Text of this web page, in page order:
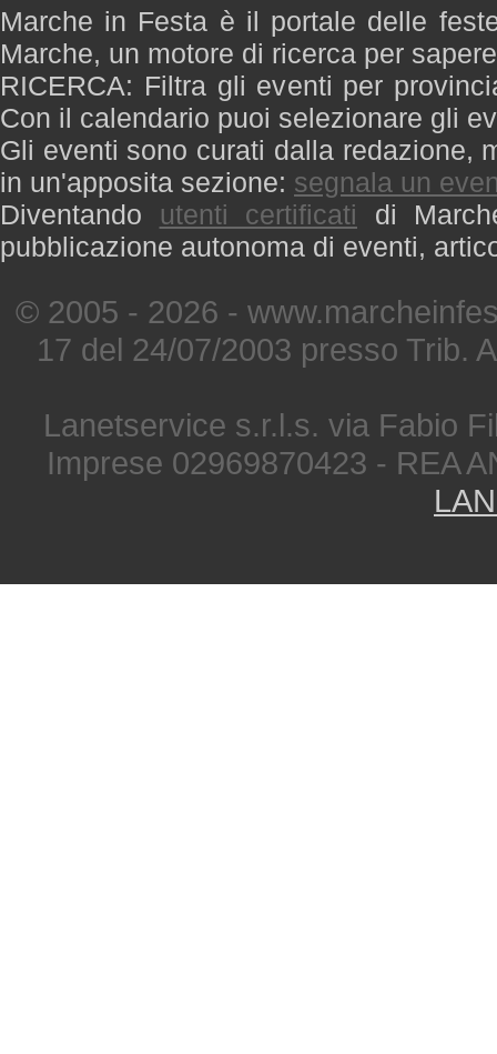
Marche in Festa è il portale delle
Marche, un motore di ricerca per
RICERCA: Filtra gli eventi per
Con il calendario puoi selezionare gli
Gli eventi sono curati dalla redazione,
in un'apposita sezione: segnala un
Diventando utenti certificati di
pubblicazione autonoma di eventi,
© 2005 - 2026 -
17 del 24/07/2003 presso Trib.
Lanetservice s.r.l.s. via Fabio
Imprese 02969870423 - REA